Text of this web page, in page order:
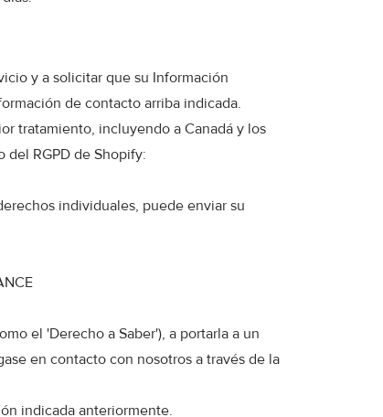
y a solicitar que su Información
de contacto arriba indicada.
tratamiento, incluyendo a Canadá y los
del RGPD de Shopify:
individuales, puede enviar su
el 'Derecho a Saber'), a portarla a un
en contacto con nosotros a través de la
indicada anteriormente.